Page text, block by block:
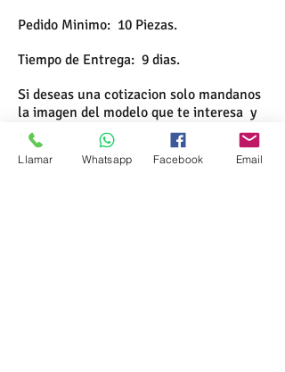
Pedido Minimo: 10 Piezas.
Tiempo de Entrega: 9 dias.
Si deseas una cotizacion solo mandanos
la imagen del modelo que te interesa y
nosotros te mandamos el presupuesto.
Llamar Whatsapp Facebook Email